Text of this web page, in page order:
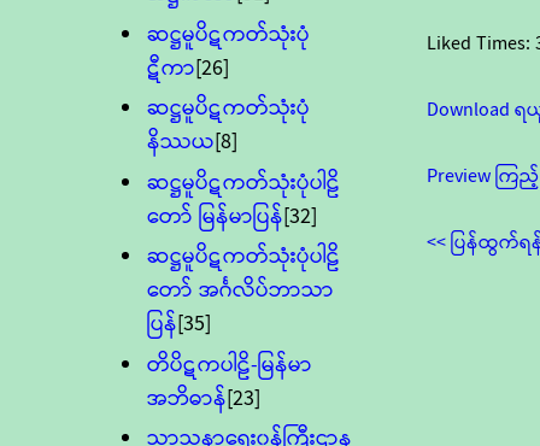
ဆဋ္ဌမူပိဋကတ်သုံးပုံ
ဋီကာ[26]
ဆဋ္ဌမူပိဋကတ်သုံးပုံ
နိဿယ[8]
ဆဋ္ဌမူပိဋကတ်သုံးပုံပါဠိ
တော် မြန်မာပြန်[32]
ဆဋ္ဌမူပိဋကတ်သုံးပုံပါဠိ
တော် အင်္ဂလိပ်ဘာသာ
ပြန်[35]
တိပိဋကပါဠိ-မြန်မာ
အဘိဓာန်[23]
Liked Times:
Download
Preview ကြ
<< ပြန်ထွက်ရ